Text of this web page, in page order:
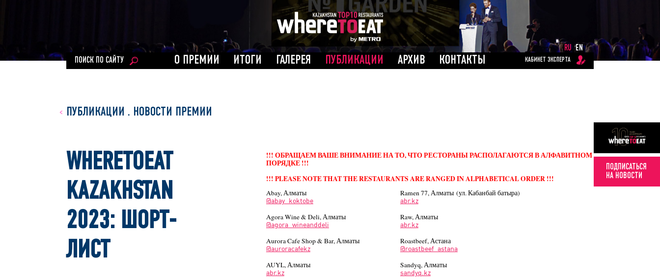
О ПРЕМИИ ИТОГИ ГАЛЕРЕЯ ПУБЛИКАЦИИ АРХИВ КОНТАКТЫ
RU EN
ПОИСК ПО САЙТУ
КАБИНЕТ ЭКСПЕРТА
ПОДПИСАТЬСЯ
НА НОВОСТИ
ПУБЛИКАЦИИ . НОВОСТИ ПРЕМИИ
WHERETOEAT
KAZAKHSTAN
2023: ШОРТ-
ЛИСТ
!!! ОБРАЩАЕМ ВАШЕ ВНИМАНИЕ НА ТО, ЧТО РЕСТОРАНЫ РАСПОЛАГАЮТСЯ В АЛФАВИТНОМ
ПОРЯДКЕ !!!
!!! PLEASE NOTE THAT THE RESTAURANTS ARE RANGED IN ALPHABETICAL ORDER !!!
Abay, Алматы
@abay_koktobe
Ramen 77, Алматы (ул. Кабанбай батыра)
abr.kz
Agora Wine & Deli, Алматы
@agora_wineanddeli
Raw, Алматы
abr.kz
Aurora Cafe Shop & Bar, Алматы
@auroracafekz
Roastbeef, Астана
@roastbeef_astana
AUYL, Алматы
abr.kz
Sandyq, Алматы
sandyq.kz